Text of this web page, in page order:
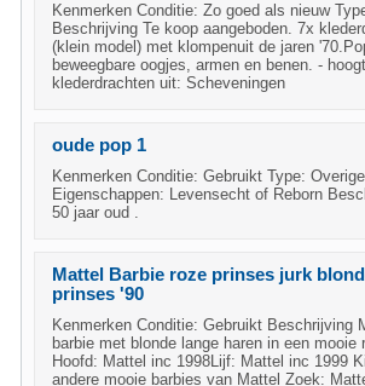
Kenmerken Conditie: Zo goed als nieuw
Beschrijving Te koop aangeboden. 7x
(klein model) met klompenuit de jaren
beweegbare oogjes, armen en benen. -
klederdrachten uit: Scheveningen
oude pop 1
Kenmerken Conditie: Gebruikt Type:
Eigenschappen: Levensecht of Reborn
50 jaar oud .
Mattel Barbie roze prinses jurk
prinses '90
Kenmerken Conditie: Gebruikt Beschrijving
barbie met blonde lange haren in een mooie
Hoofd: Mattel inc 1998Lijf: Mattel inc 1999
andere mooie barbies van Mattel Zoek: